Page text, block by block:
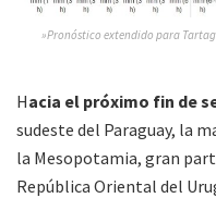
»Pronóstico extendido para
Hacia el próximo fin de
sudeste del Paraguay, la
la Mesopotamia, gran
República Oriental del